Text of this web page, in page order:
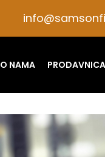
O NAMA PRODAVNICA